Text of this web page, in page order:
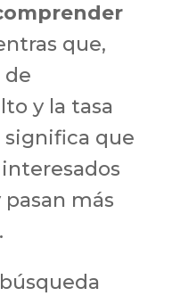
que,
y la tasa
significa que
más